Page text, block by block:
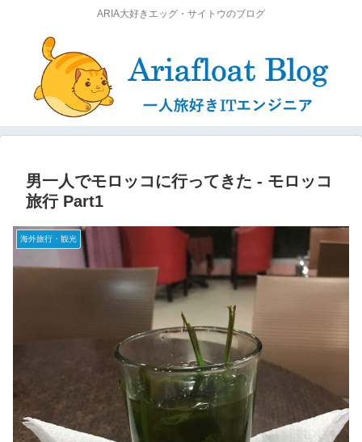
ARIA大好きエッグ・サイトウのブログ
男一人でモロッコに行ってきた ‐ モロッコ
旅行 Part1
海外旅行・観光